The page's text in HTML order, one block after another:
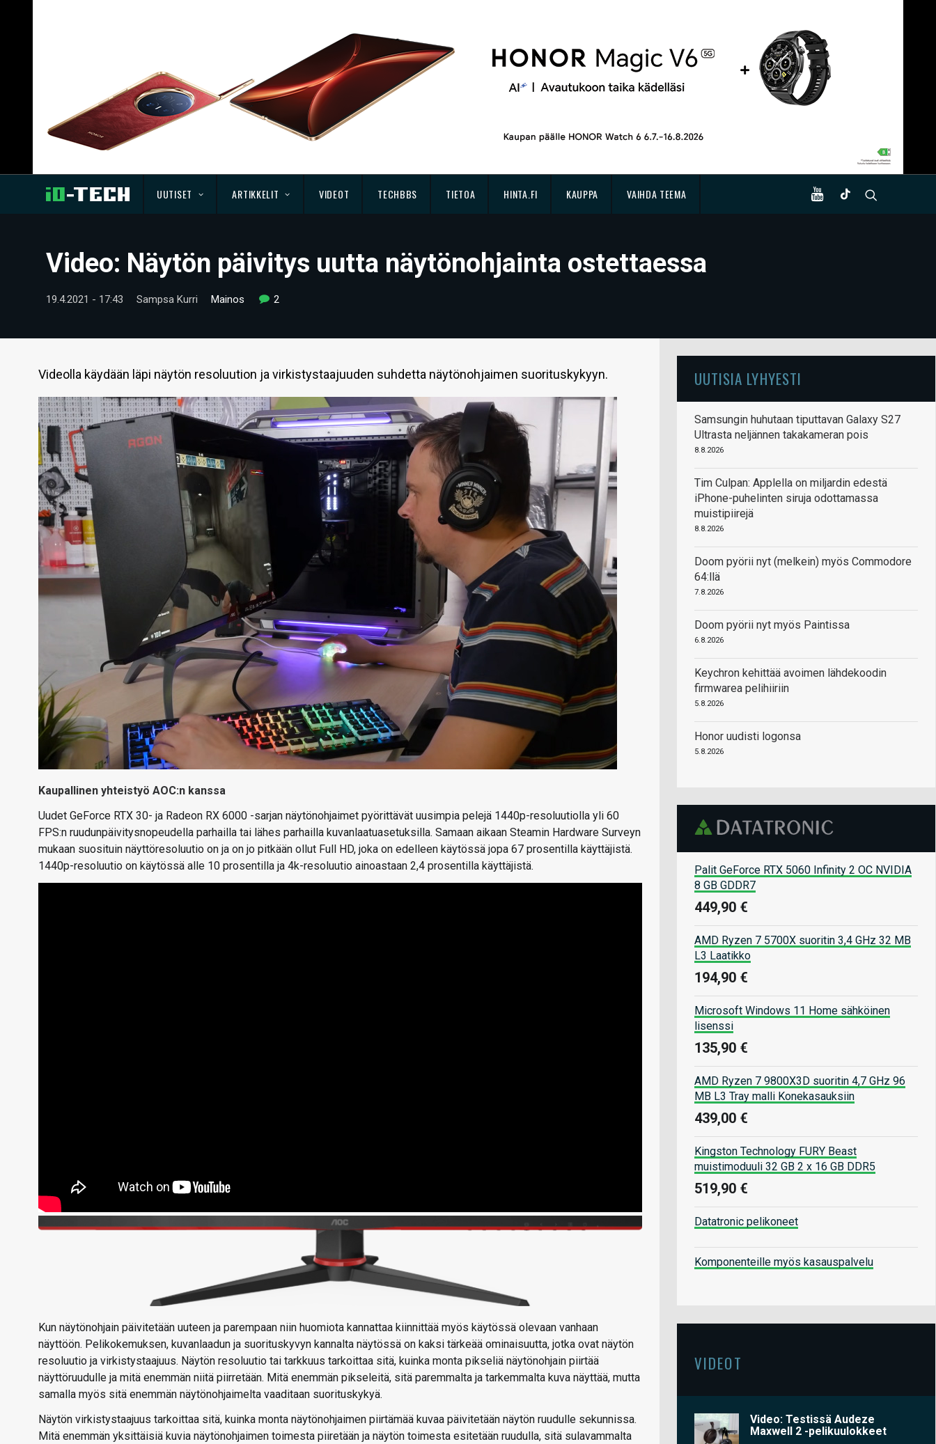
UUTISET ARTIKKELIT VIDEOT TECHBBS TIETOA HINTA.FI KAUPPA VAIHDA TEEMA
Video: Näytön päivitys uutta näytönohjainta ostettaessa
19.4.2021 - 17:43 Sampsa Kurri Mainos 2
Videolla käydään läpi näytön resoluution ja virkistystaajuuden suhdetta näytönohjaimen suorituskykyyn.
Kaupallinen yhteistyö AOC:n kanssa
Uudet GeForce RTX 30- ja Radeon RX 6000 -sarjan näytönohjaimet pyörittävät uusimpia pelejä 1440p-resoluutiolla yli 60
FPS:n ruudunpäivitysnopeudella parhailla tai lähes parhailla kuvanlaatuasetuksilla. Samaan aikaan Steamin Hardware Surveyn
mukaan suosituin näyttöresoluutio on ja on jo pitkään ollut Full HD, joka on edelleen käytössä jopa 67 prosentilla käyttäjistä.
1440p-resoluutio on käytössä alle 10 prosentilla ja 4k-resoluutio ainoastaan 2,4 prosentilla käyttäjistä.
Kun näytönohjain päivitetään uuteen ja parempaan niin huomiota kannattaa kiinnittää myös käytössä olevaan vanhaan
näyttöön. Pelikokemuksen, kuvanlaadun ja suorituskyvyn kannalta näytössä on kaksi tärkeää ominaisuutta, jotka ovat näytön
resoluutio ja virkistystaajuus. Näytön resoluutio tai tarkkuus tarkoittaa sitä, kuinka monta pikseliä näytönohjain piirtää
näyttöruudulle ja mitä enemmän niitä piirretään. Mitä enemmän pikseleitä, sitä paremmalta ja tarkemmalta kuva näyttää, mutta
samalla myös sitä enemmän näytönohjaimelta vaaditaan suorituskykyä.
Näytön virkistystaajuus tarkoittaa sitä, kuinka monta näytönohjaimen piirtämää kuvaa päivitetään näytön ruudulle sekunnissa.
Mitä enemmän yksittäisiä kuvia näytönohjaimen toimesta piiretään ja näytön toimesta esitetään ruudulla, sitä sulavammalta
UUTISIA LYHYESTI
Samsungin huhutaan tiputtavan Galaxy S27
Ultrasta neljännen takakameran pois
8.8.2026
Tim Culpan: Applella on miljardin edestä
iPhone-puhelinten siruja odottamassa
muistipiirejä
8.8.2026
Doom pyörii nyt (melkein) myös Commodore
64:llä
7.8.2026
Doom pyörii nyt myös Paintissa
6.8.2026
Keychron kehittää avoimen lähdekoodin
firmwarea pelihiiriin
5.8.2026
Honor uudisti logonsa
5.8.2026
Palit GeForce RTX 5060 Infinity 2 OC NVIDIA
8 GB GDDR7
449,90 €
AMD Ryzen 7 5700X suoritin 3,4 GHz 32 MB
L3 Laatikko
194,90 €
Microsoft Windows 11 Home sähköinen
lisenssi
135,90 €
AMD Ryzen 7 9800X3D suoritin 4,7 GHz 96
MB L3 Tray malli Konekasauksiin
439,00 €
Kingston Technology FURY Beast
muistimoduuli 32 GB 2 x 16 GB DDR5
519,90 €
Datatronic pelikoneet
Komponenteille myös kasauspalvelu
VIDEOT
Video: Testissä Audeze
Maxwell 2 -pelikuulokkeet